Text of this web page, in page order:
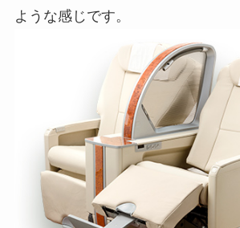
ような感じです。